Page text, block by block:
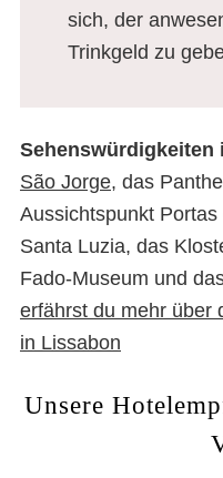
sich, der
Trinkgeld zu
Sehenswürdigkeiten
São Jorge, das
Aussichtspunkt
Santa Luzia, das
Fado-Museum und
erfährst du mehr über
in Lissabon
Unsere